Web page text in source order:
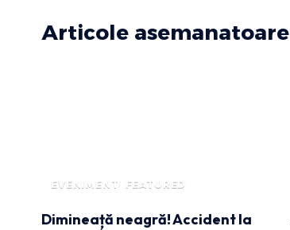
Articole asemanatoare
EVENIMENT FEATURED
Dimineață neagră! Accident la